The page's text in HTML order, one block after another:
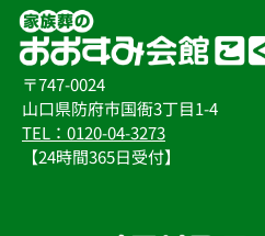
〒747-0024
山口県防府市国衙3丁目1-4
TEL：0120-04-3273
【24時間365日受付】